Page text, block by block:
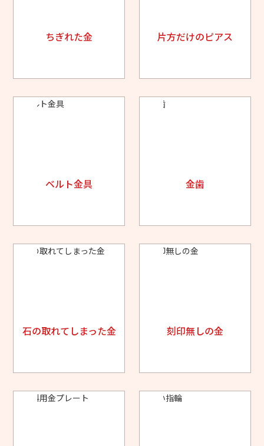
ちぎれた金 片方だけのピアス
ベルト金具 金歯
石の取れてしまった金 刻印無しの金